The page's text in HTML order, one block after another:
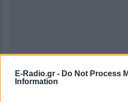
E-Radio.gr - Do Not Process
Information